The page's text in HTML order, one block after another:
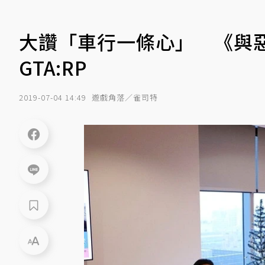
大讚「車行一條心」 《與
GTA:RP
2019-07-04 14:49 遊戲角落／雀司特